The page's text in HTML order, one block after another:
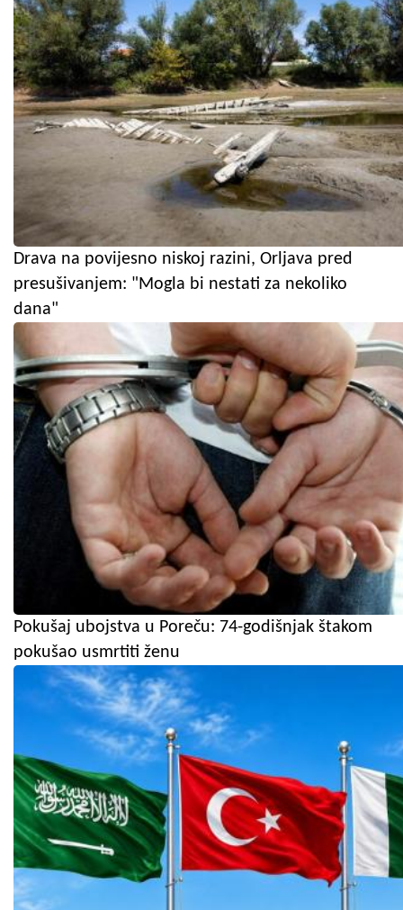
Drava na povijesno niskoj razini, Orljava pred
presušivanjem: "Mogla bi nestati za nekoliko
dana"
Pokušaj ubojstva u Poreču: 74-godišnjak štakom
pokušao usmrtiti ženu